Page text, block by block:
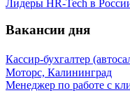
Лидеры HR-Tech в
Вакансии дня
Кассир-бухгалтер
Моторс, Калининград
Менеджер по работе с